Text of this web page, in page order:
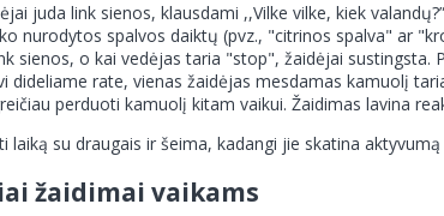
juda link sienos, klausdami ,,Vilke vilke, kiek
nurodytos spalvos daiktų (pvz., "citrinos spalva" ar
sienos, o kai vedėjas taria "stop", žaidėjai
dideliame rate, vienas žaidėjas mesdamas kamuolį
perduoti kamuolį kitam vaikui. Žaidimas lavina
laiką su draugais ir šeima, kadangi jie skatina
žaidimai vaikams